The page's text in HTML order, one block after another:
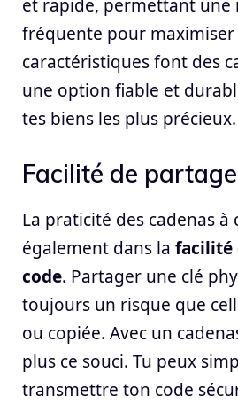
et rapide, permettant une
fréquente pour maximiser
caractéristiques font des
une option fiable et
tes biens les plus précieux.
Facilité de
La praticité des cadenas à
également dans la facilité
code. Partager une clé
toujours un risque que
ou copiée. Avec un
plus ce souci. Tu peux
transmettre ton code